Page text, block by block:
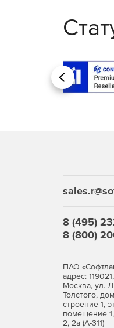
Назад
8 (495)
8 (800)
ПАО
адрес: 119021,
Москва, ул.
Толстого,
строение 1,
помещение
2, 2а (А-311)